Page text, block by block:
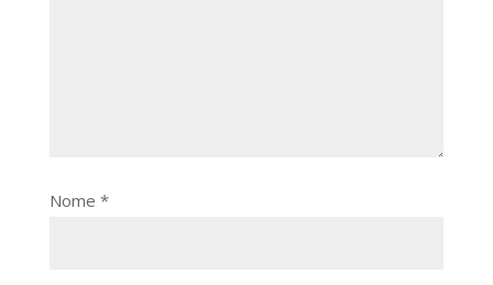
Nome *